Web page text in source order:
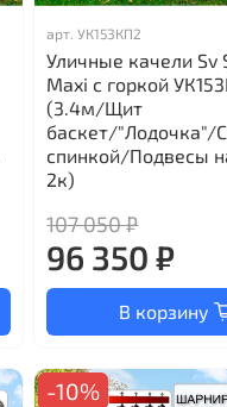
арт.УК153КП2
Уличные качели Sv
Maxi с горкой
(3.4м/Щит
баскет/"Лодочка"/
спинкой/Подвесы
2к)
107 050 ₽
96 350 ₽
В корзину
-10%